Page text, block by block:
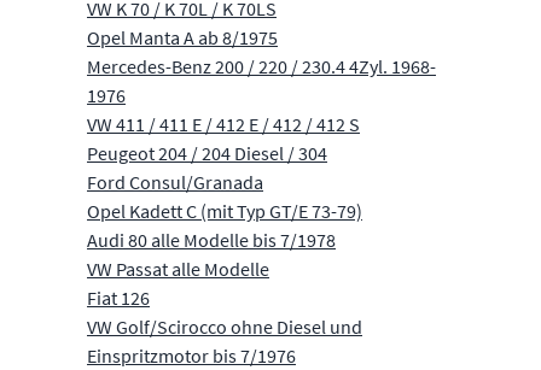
VW K 70 / K 70L / K 70LS
Opel Manta A ab 8/1975
Mercedes-Benz 200 / 220 / 230.4 4Zyl. 1968-
1976
VW 411 / 411 E / 412 E / 412 / 412 S
Peugeot 204 / 204 Diesel / 304
Ford Consul/Granada
Opel Kadett C (mit Typ GT/E 73-79)
Audi 80 alle Modelle bis 7/1978
VW Passat alle Modelle
Fiat 126
VW Golf/Scirocco ohne Diesel und
Einspritzmotor bis 7/1976